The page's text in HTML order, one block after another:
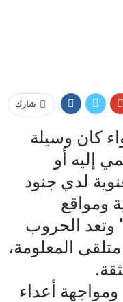
شارك
كان وسيلة
إليه أو
لدي جنود
ومواقع
وتعد الحروب
المعلومة،
أعداء